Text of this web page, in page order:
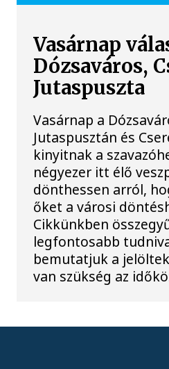
Vasárnap
Dózsaváros,
Jutaspuszta
Vasárnap a
Jutaspusztán és
kinyitnak a
négyezer itt élő
dönthessen arról,
őket a városi
Cikkünkben
legfontosabb
bemutatjuk a
van szükség az